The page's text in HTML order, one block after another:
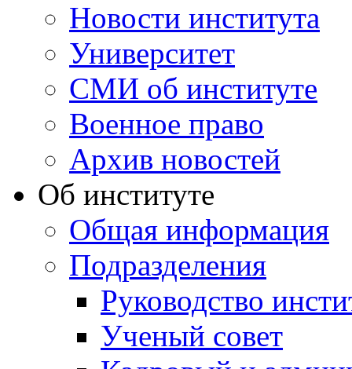
Новости института
Университет
СМИ об институте
Военное право
Архив новостей
Об институте
Общая информация
Подразделения
Руководство
Ученый совет